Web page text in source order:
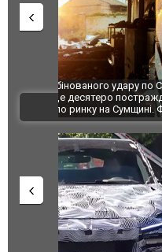
За 2000 кілометрів
Єкатеринбурзі
склад Wildberries.